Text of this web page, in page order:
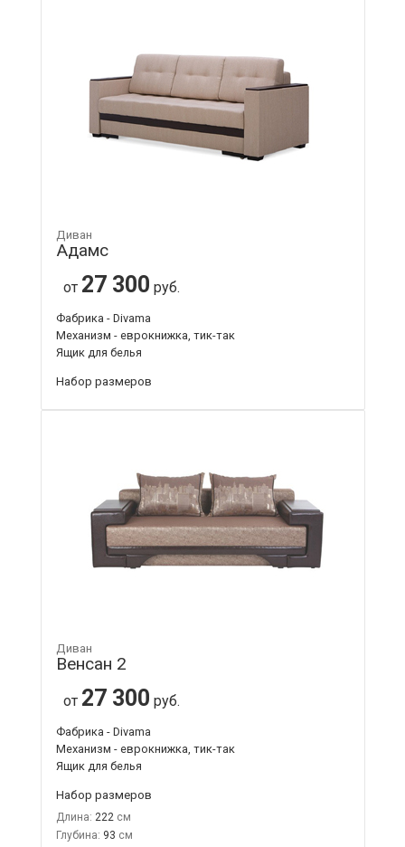
Диван
Адамс
от 27 300 руб.
Фабрика - Divama
Механизм - еврокнижка, тик-так
Ящик для белья
Набор размеров
Диван
Венсан 2
от 27 300 руб.
Фабрика - Divama
Механизм - еврокнижка, тик-так
Ящик для белья
Набор размеров
Длина: 222
Глубина: 93